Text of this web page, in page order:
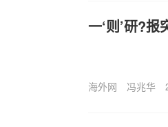
一‘则’研?
海外网 冯兆华